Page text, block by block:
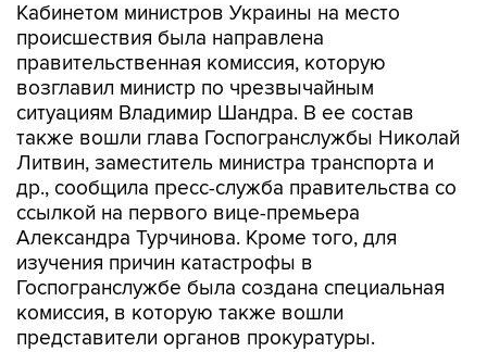
Кабинетом министров Украины на место
происшествия была направлена
правительственная комиссия, которую
возглавил министр по чрезвычайным
ситуациям Владимир Шандра. В ее состав
также вошли глава Госпогранслужбы Николай
Литвин, заместитель министра транспорта и
др., сообщила пресс-служба правительства со
ссылкой на первого вице-премьера
Александра Турчинова. Кроме того, для
изучения причин катастрофы в
Госпогранслужбе была создана специальная
комиссия, в которую также вошли
представители органов прокуратуры.